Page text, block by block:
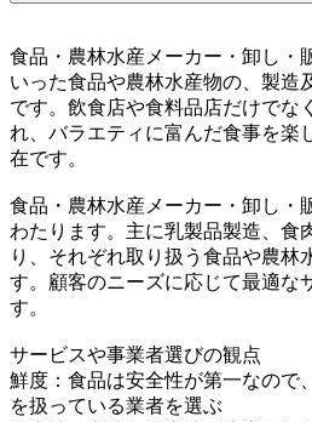
食品・農林水産メーカー・卸し・
いった食品や農林水産物の、製造
です。飲食店や食料品店だけでな
れ、バラエティに富んだ食事を楽
在です。
食品・農林水産メーカー・卸し・
わたります。主に乳製品製造、食
り、それぞれ取り扱う食品や農林
す。顧客のニーズに応じて最適な
す。
サービスや事業者選びの観点
鮮度：食品は安全性が第一なので
を扱っている業者を選ぶ